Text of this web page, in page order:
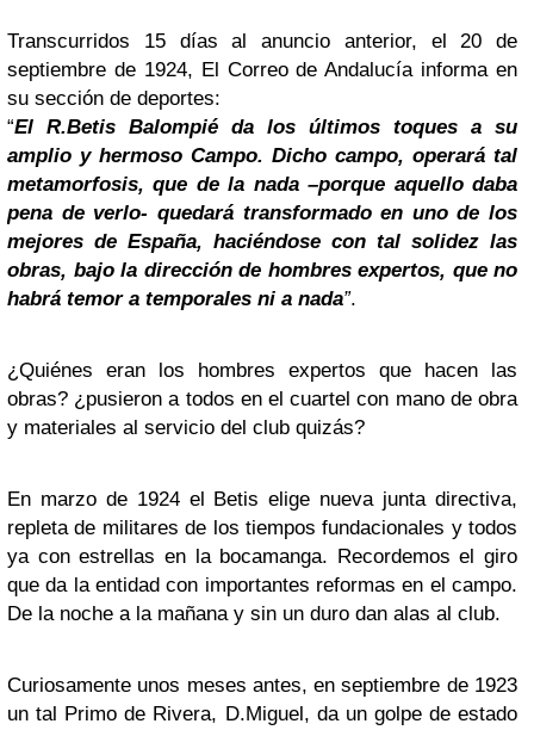
Transcurridos 15 días al anuncio anterior, el 20 de
septiembre de 1924, El Correo de Andalucía informa en
su sección de deportes:
“El R.Betis Balompié da los últimos toques a su
amplio y hermoso Campo. Dicho campo, operará tal
metamorfosis, que de la nada –porque aquello daba
pena de verlo- quedará transformado en uno de los
mejores de España, haciéndose con tal solidez las
obras, bajo la dirección de hombres expertos, que no
habrá temor a temporales ni a nada”.
¿Quiénes eran los hombres expertos que hacen las
obras? ¿pusieron a todos en el cuartel con mano de obra
y materiales al servicio del club quizás?
En marzo de 1924 el Betis elige nueva junta directiva,
repleta de militares de los tiempos fundacionales y todos
ya con estrellas en la bocamanga. Recordemos el giro
que da la entidad con importantes reformas en el campo.
De la noche a la mañana y sin un duro dan alas al club.
Curiosamente unos meses antes, en septiembre de 1923
un tal Primo de Rivera, D.Miguel, da un golpe de estado